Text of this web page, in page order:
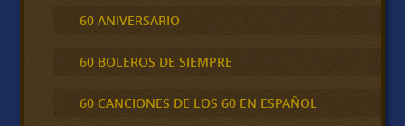
60 ANIVERSARIO
60 BOLEROS DE SIEMPRE
60 CANCIONES DE LOS 60 EN ESPAÑOL